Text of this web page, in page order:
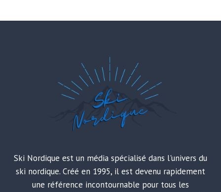
Ski Nordique est un média spécialisé dans l'univers du
ski nordique. Créé en 1995, il est devenu rapidement
une référence incontournable pour tous les